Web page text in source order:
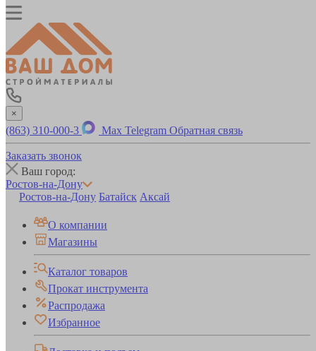
×
(863) 310-000-3 Max Telegram Обратная связь
Заказать звонок
Ваш город:
Ростов-на-Дону
Ростов-на-Дону Батайск Аксай
О компании
Магазины
Каталог товаров
Прокат инструмента
Распродажа
Избранное